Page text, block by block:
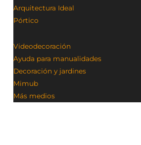
Arquitectura Ideal
Pórtico
Videodecoración
Ayuda para manualidades
Decoración y jardines
Mimub
Más medios